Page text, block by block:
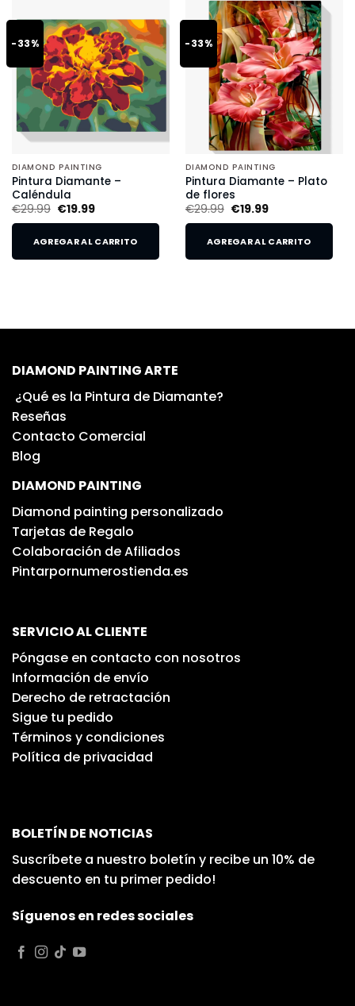
-33%
DIAMOND PAINTING
Pintura Diamante –
Caléndula
€29.99 €19.99
AGREGAR AL CARRITO
-33%
DIAMOND PAINTING
Pintura Diamante – Plato
de flores
€29.99 €19.99
AGREGAR AL CARRITO
DIAMOND PAINTING ARTE
¿Qué es la Pintura de Diamante?
Reseñas
Contacto Comercial
Blog
DIAMOND PAINTING
Diamond painting personalizado
Tarjetas de Regalo
Colaboración de Afiliados
Pintarpornumerostienda.es
SERVICIO AL CLIENTE
Póngase en contacto con nosotros
Información de envío
Derecho de retractación
Sigue tu pedido
Términos y condiciones
Política de privacidad
BOLETÍN DE NOTICIAS
Suscríbete a nuestro boletín y recibe un 10% de
descuento en tu primer pedido!
Síguenos en redes sociales